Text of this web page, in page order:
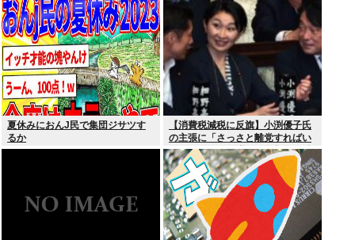
夏休みにおんJ民で集団ジサツす
るか
【消費税減税に反旗】小渕優子氏
の主張に「さっさと離党すればい
いのに」SNSで逆風…父親から続
く「消費税の系譜」とは